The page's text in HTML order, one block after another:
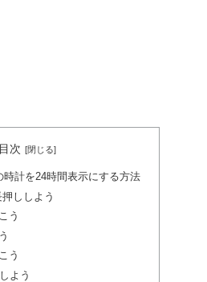
目次
時計を24時間表示にする方法
ししよう
う
う
よう